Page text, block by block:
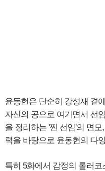
윤동현은 단순히 강성재 곁
자신의 공으로 여기면서 선
을 정리하는 '찐 선임'의 면
력을 바탕으로 윤동현의 다
특히 5화에서 감정의 롤러